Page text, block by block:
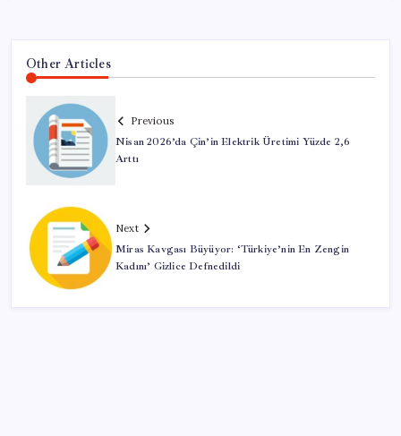
Other Articles
Previous
Nisan 2026’da Çin’in Elektrik Üretimi Yüzde 2,6
Arttı
Next
Miras Kavgası Büyüyor: ‘Türkiye’nin En Zengin
Kadını’ Gizlice Defnedildi